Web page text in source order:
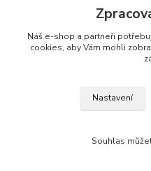
Obchodní podmínky
Náš e-shop a partneři
cookies, aby Vám mohli
Nastavení
Souhlas